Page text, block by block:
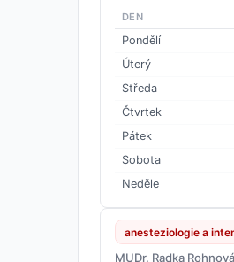
DEN
Pondělí
Úterý
Středa
Čtvrtek
Pátek
Sobota
Neděle
anesteziologie a
MUDr. Radka Rohnová